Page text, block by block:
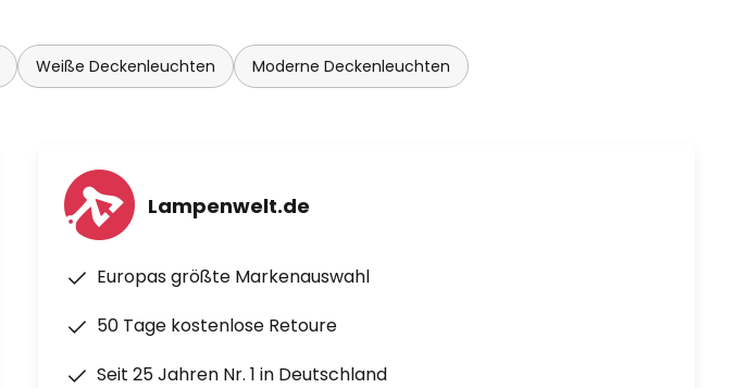
Weiße Deckenleuchten Moderne Deckenleuchten
Lampenwelt.de
Europas größte Markenauswahl
50 Tage kostenlose Retoure
Seit 25 Jahren Nr. 1 in Deutschland